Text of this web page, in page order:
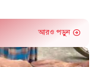
আরও পড়ুন